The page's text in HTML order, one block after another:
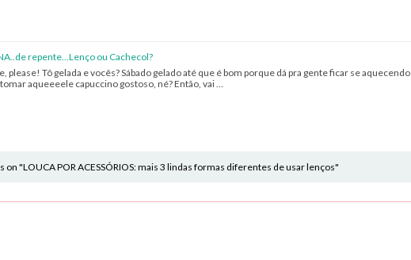
repente...Lenço ou Cachecol?
please! Tô gelada e vocês? Sábado gelado até que é bom porque dá pra gente ficar se aquecendo
aqueeeele capuccino gostoso, né? Então, vai …
on "LOUCA POR ACESSÓRIOS: mais 3 lindas formas diferentes de usar lenços"